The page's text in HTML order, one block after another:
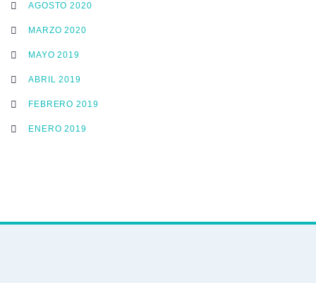
AGOSTO 2020
MARZO 2020
MAYO 2019
ABRIL 2019
FEBRERO 2019
ENERO 2019